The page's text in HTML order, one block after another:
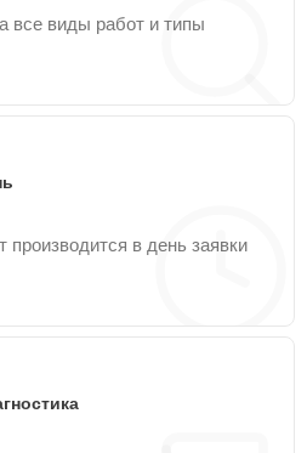
все виды работ и типы
производится в день заявки